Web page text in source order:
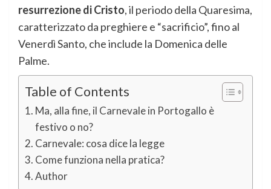
resurrezione di Cristo, il periodo della Quaresima,
caratterizzato da preghiere e “sacrificio”, fino al
Venerdì Santo, che include la Domenica delle
Palme.
Table of Contents
Ma, alla fine, il Carnevale in Portogallo è
festivo o no?
Carnevale: cosa dice la legge
Come funziona nella pratica?
Author